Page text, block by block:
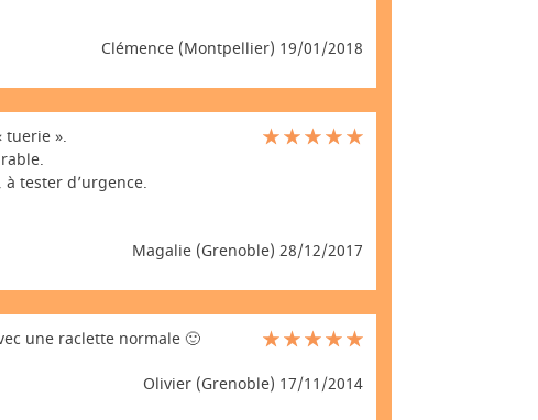
Clémence (Montpellier) 19/01/2018
tuerie ».
tester d’urgence.
Magalie (Grenoble) 28/12/2017
une raclette normale 🙂
Olivier (Grenoble) 17/11/2014